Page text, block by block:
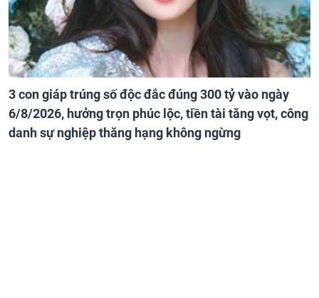
3 con giáp trúng số độc đắc đúng 300 tỷ vào ngày
6/8/2026, hưởng trọn phúc lộc, tiền tài tăng vọt, công
danh sự nghiệp thăng hạng không ngừng